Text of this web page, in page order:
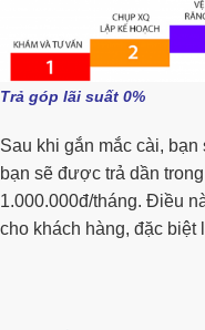
Trả góp lãi suất 0%
Sau khi gắn mắc cài,
bạn sẽ được trả dần
1.000.000đ/tháng. Điều
cho khách hàng, đặc biệt